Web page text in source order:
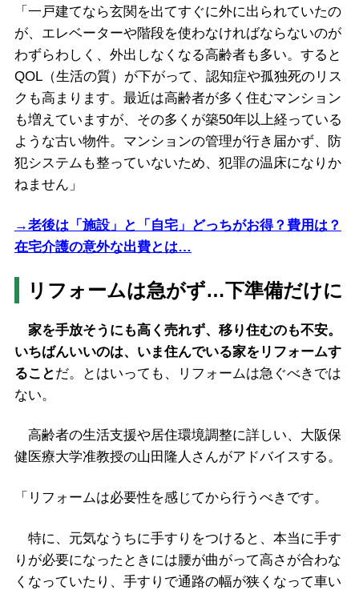
「一戸建てなら玄関を出てすぐに外に出られていたの
が、エレベーターや階段を使わなければならないのが
わずらわしく、外出しなくなる高齢者も多い。すると
QOL（生活の質）が下がって、認知症や孤独死のリス
クも高まります。最近は高齢者が多く住むマンション
も増えていますが、その多くが築50年以上経っている
ような古い物件。マンションの管理が行き届かず、防
犯システムも整っていないため、犯罪の温床になりか
ねません」
→老後は「施設」と「自宅」どっちがお得？費用は？
在宅介護の意外な出費とは…
リフォームは急がず…下準備だけに
家を手放そうにも高く売れず、移り住むのも不安。
いちばんいいのは、いま住んでいる家をリフォームす
ることだ。とはいっても、リフォームは急ぐべきでは
ない。
高齢者の生活支援や居住環境調整に詳しい、大阪保
健医療大学准教授の山田隆人さんがアドバイスする。
「リフォームは必要性を感じてから行うべきです。
特に、元気なうちに手すりをつけると、本当に手す
りが必要になったときには腰が曲がって高さが合わな
くなっていたり、手すりで通路の幅が狭くなって車い